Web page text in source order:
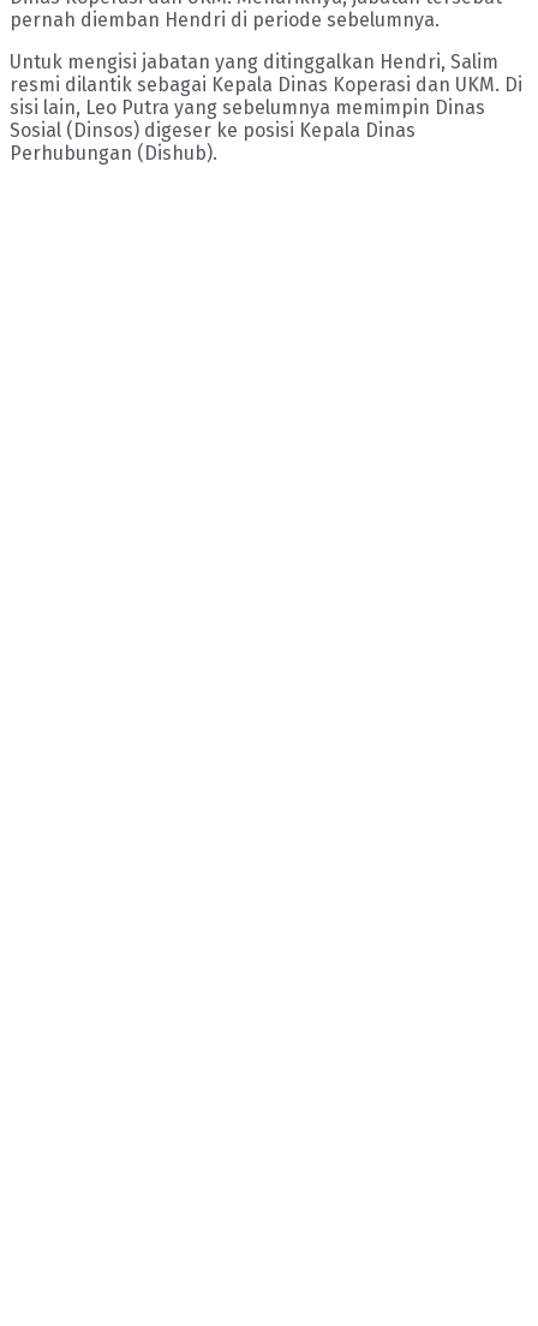
pernah diemban Hendri di periode sebelumnya.
Untuk mengisi jabatan yang ditinggalkan Hendri, Salim
resmi dilantik sebagai Kepala Dinas Koperasi dan UKM. Di
sisi lain, Leo Putra yang sebelumnya memimpin Dinas
Sosial (Dinsos) digeser ke posisi Kepala Dinas
Perhubungan (Dishub).